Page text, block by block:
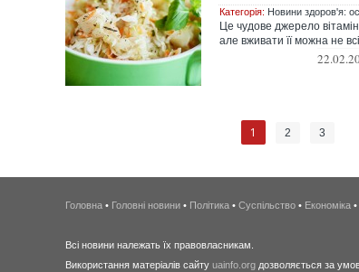
Категорія: Новини здоров'я:
Це чудове джерело
але вживати її можна не
1 2 3
Головна • Головні новини • Політика • Суспільство • Економіка •
Всі новини належать їх правовласникам.
Використання матеріалів сайту uainfo.org дозволяється за